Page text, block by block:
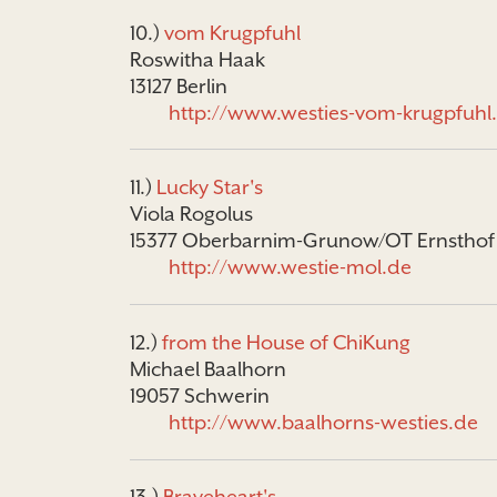
10.) vom Krugpfuhl
Roswitha Haak
13127 Berlin
http://www.westies-vom-
11.) Lucky Star's
Viola Rogolus
15377 Oberbarnim-Grunow/OT Ernsthof
http://www.westie-mol.de
12.) from the House of ChiKung
Michael Baalhorn
19057 Schwerin
http://www.baalhorns-westies.de